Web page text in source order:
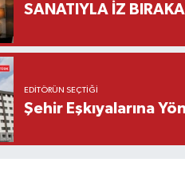
SANATIYLA İZ
EDITÖRÜN SEÇTIĞI
Şehir Eşkıyalarına